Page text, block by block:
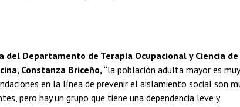
del Departamento de Terapia Ocupacional y Ciencia
Constanza Briceño,“la población adulta mayor es muy
en la línea de prevenir el aislamiento social son
pero hay un grupo que tiene una dependencia leve y